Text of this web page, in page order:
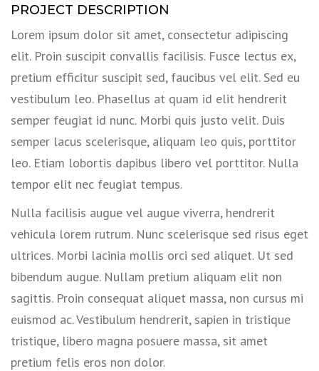
PROJECT DESCRIPTION
Lorem ipsum dolor sit amet, consectetur adipiscing
elit. Proin suscipit convallis facilisis. Fusce lectus ex,
pretium efficitur suscipit sed, faucibus vel elit. Sed eu
vestibulum leo. Phasellus at quam id elit hendrerit
semper feugiat id nunc. Morbi quis justo velit. Duis
semper lacus scelerisque, aliquam leo quis, porttitor
leo. Etiam lobortis dapibus libero vel porttitor. Nulla
tempor elit nec feugiat tempus.
Nulla facilisis augue vel augue viverra, hendrerit
vehicula lorem rutrum. Nunc scelerisque sed risus eget
ultrices. Morbi lacinia mollis orci sed aliquet. Ut sed
bibendum augue. Nullam pretium aliquam elit non
sagittis. Proin consequat aliquet massa, non cursus mi
euismod ac. Vestibulum hendrerit, sapien in tristique
tristique, libero magna posuere massa, sit amet
pretium felis eros non dolor.